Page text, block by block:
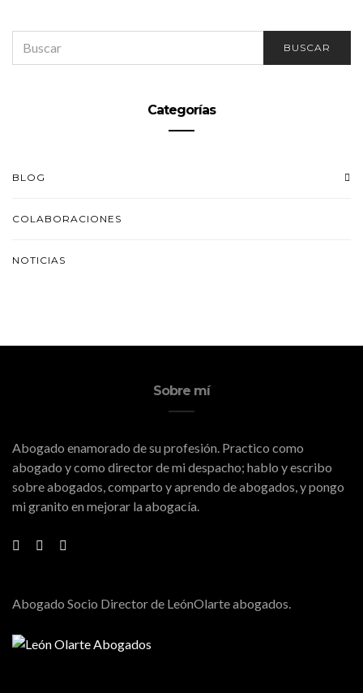
FOR:
BUSCAR
Categorías
BLOG
COLABORACIONES
NOTICIAS
Sobre mí
Abogado enamorado de su profesión. Practico como
abogado y como director de mi despacho; hablo y escribo
sobre abogados, comparto y aprendo de abogados, y pongo
mi granito en mejorar la abogacía.
Abogado Socio Director de LeónOlarte abogados.